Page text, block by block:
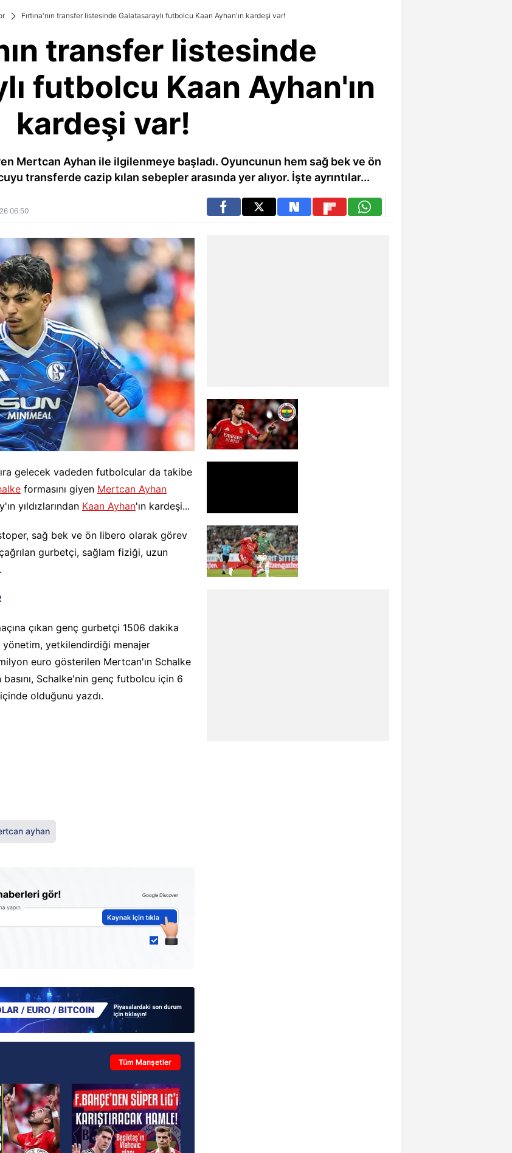
Fırtına'nın transfer listesinde Galatasaraylı futbolcu Kaan Ayhan'ın kardeşi var!
transfer listesinde
futbolcu Kaan Ayhan'ın
kardeşi var!
Mertcan Ayhan ile ilgilenmeye başladı. Oyuncunun hem sağ bek ve ön
transferde cazip kılan sebepler arasında yer alıyor. İşte ayrıntılar...
06:50
gelecek vadeden futbolcular da takibe
formasını giyen Mertcan Ayhan
yıldızlarından Kaan Ayhan'ın kardeşi...
sağ bek ve ön libero olarak görev
gurbetçi, sağlam fiziği, uzun
çıkan genç gurbetçi 1506 dakika
yönetim, yetkilendirdiği menajer
euro gösterilen Mertcan'ın Schalke
Schalke'nin genç futbolcu için 6
olduğunu yazdı.
ayhan
Tüm Manşetler